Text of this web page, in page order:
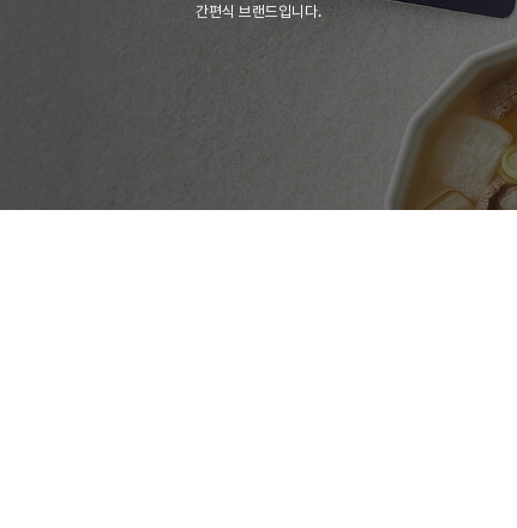
간편식 브랜드입니다.